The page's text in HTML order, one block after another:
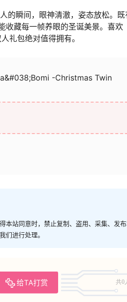
的瞬间，眼神清澈，姿态放松。既
收藏每一帧养眼的圣诞美景。喜欢
礼包绝对值得拥有。
-Christmas Twin
本站同意时，禁止复制、盗用、采集、发
们进行处理。
给TA打赏 共0